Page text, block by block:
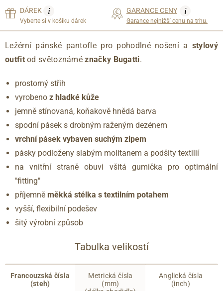
DÁREK i
Vyberte si v košíku dárek
GARANCE CENY i
Garance nejnižší cenu na trhu.
Ležérní pánské pantofle pro pohodlné nošení a stylový
outfitod světoznáméznačky Bugatti.
prostorný střih
vyrobeno z hladké kůže
jemně stínovaná, koňakově hnědá barva
spodní pásek s drobným raženým dezénem
vrchní pásek vybaven suchým zipem
pásky podloženy slabým molitanem a podšity textilií
na vnitřní straně obuvi všitá gumička pro optimální
"fitting"
příjemně měkká stélka s textilním potahem
vyšší, flexibilní podešev
šitý výrobní způsob
Tabulka velikostí
Francouzská čísla
(steh)
Metrická čísla
(mm)
Anglická čísla
(inch)